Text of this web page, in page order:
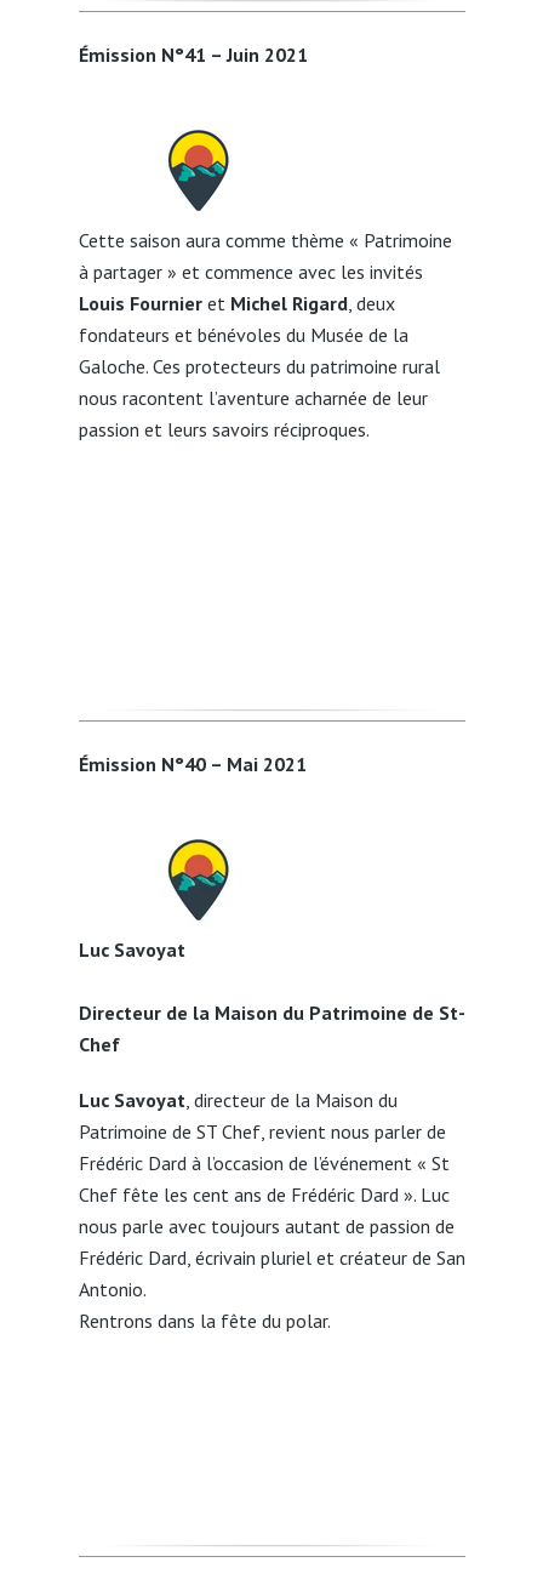
Émission N°41 – Juin 2021
Cette saison aura comme thème « Patrimoine
à partager » et commence avec les invités
Louis Fournier et Michel Rigard, deux
fondateurs et bénévoles du Musée de la
Galoche. Ces protecteurs du patrimoine rural
nous racontent l’aventure acharnée de leur
passion et leurs savoirs réciproques.
Émission N°40 – Mai 2021
Luc Savoyat
Directeur de la Maison du Patrimoine de St-
Chef
Luc Savoyat , directeur de la Maison du
Patrimoine de ST Chef, revient nous parler de
Frédéric Dard à l’occasion de l’événement « St
Chef fête les cent ans de Frédéric Dard ». Luc
nous parle avec toujours autant de passion de
Frédéric Dard, écrivain pluriel et créateur de San
Antonio.
Rentrons dans la fête du polar.